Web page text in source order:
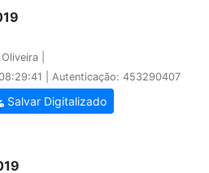
|
| Autenticação: 453290407
Salvar Digitalizado